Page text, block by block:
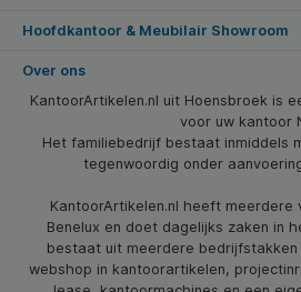
Hoofdkantoor & Meubilair Showroom
Over ons
KantoorArtikelen.nl uit Hoensbroek is
voor uw kantoor
Het familiebedrijf bestaat inmiddels
tegenwoordig onder
KantoorArtikelen.nl heeft meerdere
Benelux en doet dagelijks zaken in
bestaat uit meerdere bedrijfstakken
webshop in kantoorartikelen,